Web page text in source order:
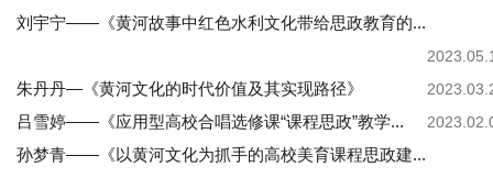
刘宇宁——《黄河故事中红色水利文化带给思政教育的...
朱丹丹—《黄河文化的时代价值及其实现路径》
吕雪婷——《应用型高校合唱选修课“课程思政”教学...
孙梦青——《以黄河文化为抓手的高校美育课程思政建...